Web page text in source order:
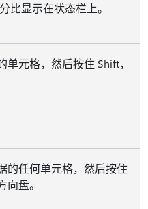
比显示在状态栏上。
元格，然后按住 Shift，
的任何单元格，然后按住
盘。